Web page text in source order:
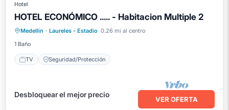
Hotel
HOTEL ECONÓMICO ..... - Habitacion Multiple 2
Medellin · Laureles - Estadio 0.26 mi al centro
1 Baño
TV Seguridad/Protección
TV Seguridad/Protección
Desbloquear el mejor precio
VER OFERTA